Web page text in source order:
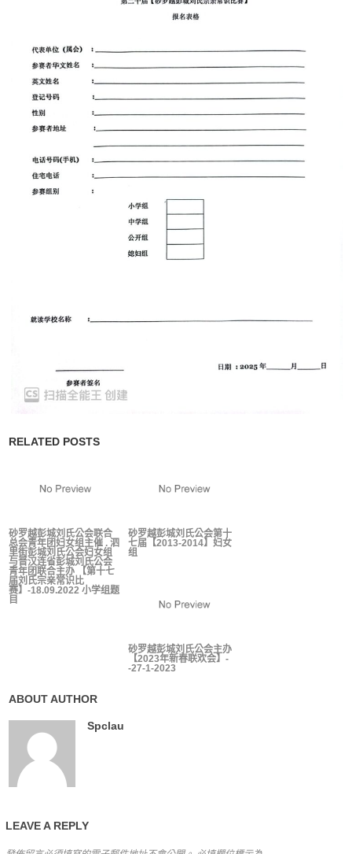
RELATED POSTS
砂罗越彭城刘氏公会联合
总会青年团妇女组主催 . 泗
里街彭城刘氏公会妇女组
与晋汉连省彭城刘氏公会
青年团联合主办 【第十七
届刘氏宗亲常识比
赛】-18.09.2022 小学组题
目
砂罗越彭城刘氏公会第十
七届【2013-2014】妇女
组
砂罗越彭城刘氏公会主办
【2023年新春联欢会】-
-27-1-2023
ABOUT AUTHOR
Spclau
LEAVE A REPLY